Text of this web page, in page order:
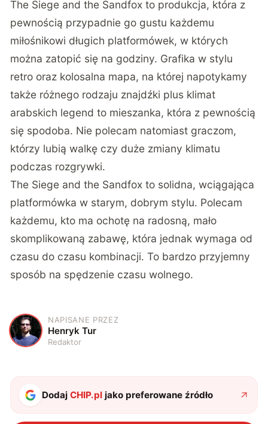
The Siege and the Sandfox to produkcja, która z
pewnością przypadnie go gustu każdemu
miłośnikowi długich platformówek, w których
można zatopić się na godziny. Grafika w stylu
retro oraz kolosalna mapa, na której napotykamy
także różnego rodzaju znajdźki plus klimat
arabskich legend to mieszanka, która z pewnością
się spodoba. Nie polecam natomiast graczom,
którzy lubią walkę czy duże zmiany klimatu
podczas rozgrywki.
The Siege and the Sandfox to solidna, wciągająca
platformówka w starym, dobrym stylu. Polecam
każdemu, kto ma ochotę na radosną, mało
skomplikowaną zabawę, która jednak wymaga od
czasu do czasu kombinacji. To bardzo przyjemny
sposób na spędzenie czasu wolnego.
H
NAPISANE PRZEZ
Henryk Tur
Redaktor
DodajCHIP.pl jako preferowane źródło